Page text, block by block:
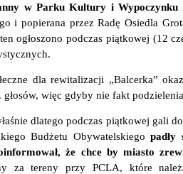
w Parku Kultury i Wypoczynku
i popierana przez Radę Osiedla
ogłoszono podczas piątkowej (12
dla rewitalizacji „Balcerka”
głosów, więc gdyby nie fakt
dlatego podczas piątkowej gali
Budżetu Obywatelskiego padły
że chce by miasto
za tereny przy PCLA, które